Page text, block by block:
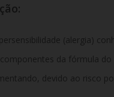
(alergia)
da fórmula
devido ao risco